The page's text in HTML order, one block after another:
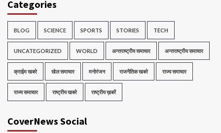
Categories
BLOG SCIENCE SPORTS STORIES TECH
UNCATEGORIZED WORLD अन्तराष्ट्रीय समाचार अन्तराष्ट्रीय समाचार
क्राईम खबरे खेल समाचार मनोरंजन राजनैतिक खबरे राज्य समाचार
राज्य समाचार राष्ट्रीय खबरे राष्ट्रीय ख़बरें
CoverNews Social